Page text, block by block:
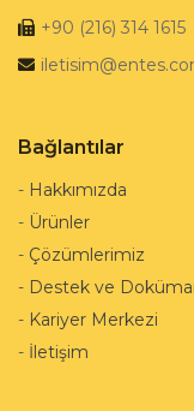
+90 (216) 314 1615
Bağlantılar
- Hakkımızda
- Ürünler
- Çözümlerimiz
- Destek ve
- Kariyer Merkezi
- İletişim